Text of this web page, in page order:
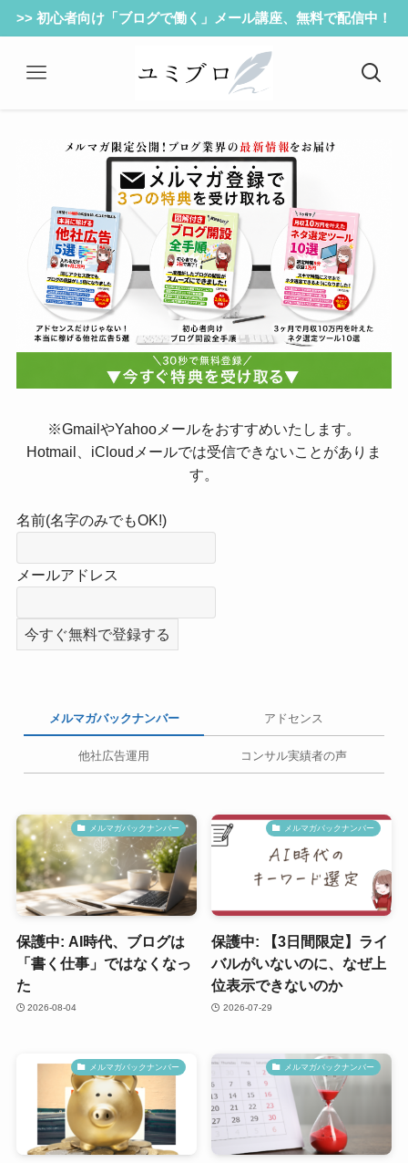
>> 初心者向け「ブログで働く」メール講座、無料で配信中！
※GmailやYahooメールをおすすめいたします。
Hotmail、iCloudメールでは受信できないことがありま
す。
名前(名字のみでもOK!)
メールアドレス
メルマガバックナンバー アドセンス
他社広告運用 コンサル実績者の声
メルマガバックナンバー
保護中: AI時代、ブログは
「書く仕事」ではなくなっ
た
2026-08-04
メルマガバックナンバー
保護中: 【3日間限定】ライ
バルがいないのに、なぜ上
位表示できないのか
2026-07-29
メルマガバックナンバー メルマガバックナンバー